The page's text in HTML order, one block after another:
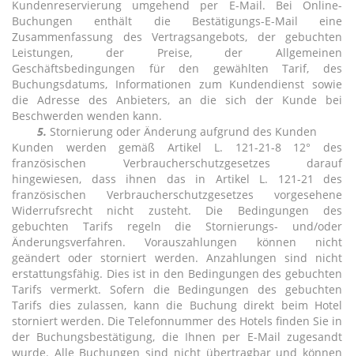
Kundenreservierung umgehend per E-Mail. Bei Online-
Buchungen enthält die Bestätigungs-E-Mail eine
Zusammenfassung des Vertragsangebots, der gebuchten
Leistungen, der Preise, der Allgemeinen
Geschäftsbedingungen für den gewählten Tarif, des
Buchungsdatums, Informationen zum Kundendienst sowie
die Adresse des Anbieters, an die sich der Kunde bei
Beschwerden wenden kann.
5. Stornierung oder Änderung aufgrund des Kunden
Kunden werden gemäß Artikel L. 121-21-8 12° des
französischen Verbraucherschutzgesetzes darauf
hingewiesen, dass ihnen das in Artikel L. 121-21 des
französischen Verbraucherschutzgesetzes vorgesehene
Widerrufsrecht nicht zusteht. Die Bedingungen des
gebuchten Tarifs regeln die Stornierungs- und/oder
Änderungsverfahren. Vorauszahlungen können nicht
geändert oder storniert werden. Anzahlungen sind nicht
erstattungsfähig. Dies ist in den Bedingungen des gebuchten
Tarifs vermerkt. Sofern die Bedingungen des gebuchten
Tarifs dies zulassen, kann die Buchung direkt beim Hotel
storniert werden. Die Telefonnummer des Hotels finden Sie in
der Buchungsbestätigung, die Ihnen per E-Mail zugesandt
wurde. Alle Buchungen sind nicht übertragbar und können